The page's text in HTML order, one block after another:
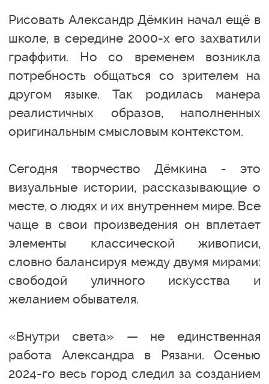
Рисовать Александр Дёмкин начал ещё в
школе, в середине 2000-х его захватили
граффити. Но со временем возникла
потребность общаться со зрителем на
другом языке. Так родилась манера
реалистичных образов, наполненных
оригинальным смысловым контекстом.
Сегодня творчество Дёмкина - это
визуальные истории, рассказывающие о
месте, о людях и их внутреннем мире. Все
чаще в свои произведения он вплетает
элементы классической живописи,
словно балансируя между двумя мирами:
свободой уличного искусства и
желанием обывателя.
«Внутри света» — не единственная
работа Александра в Рязани. Осенью
2024-го весь город следил за созданием